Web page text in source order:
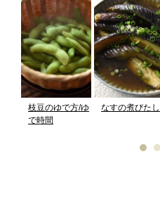
枝豆のゆで方/ゆ
で時間
なすの煮びたし